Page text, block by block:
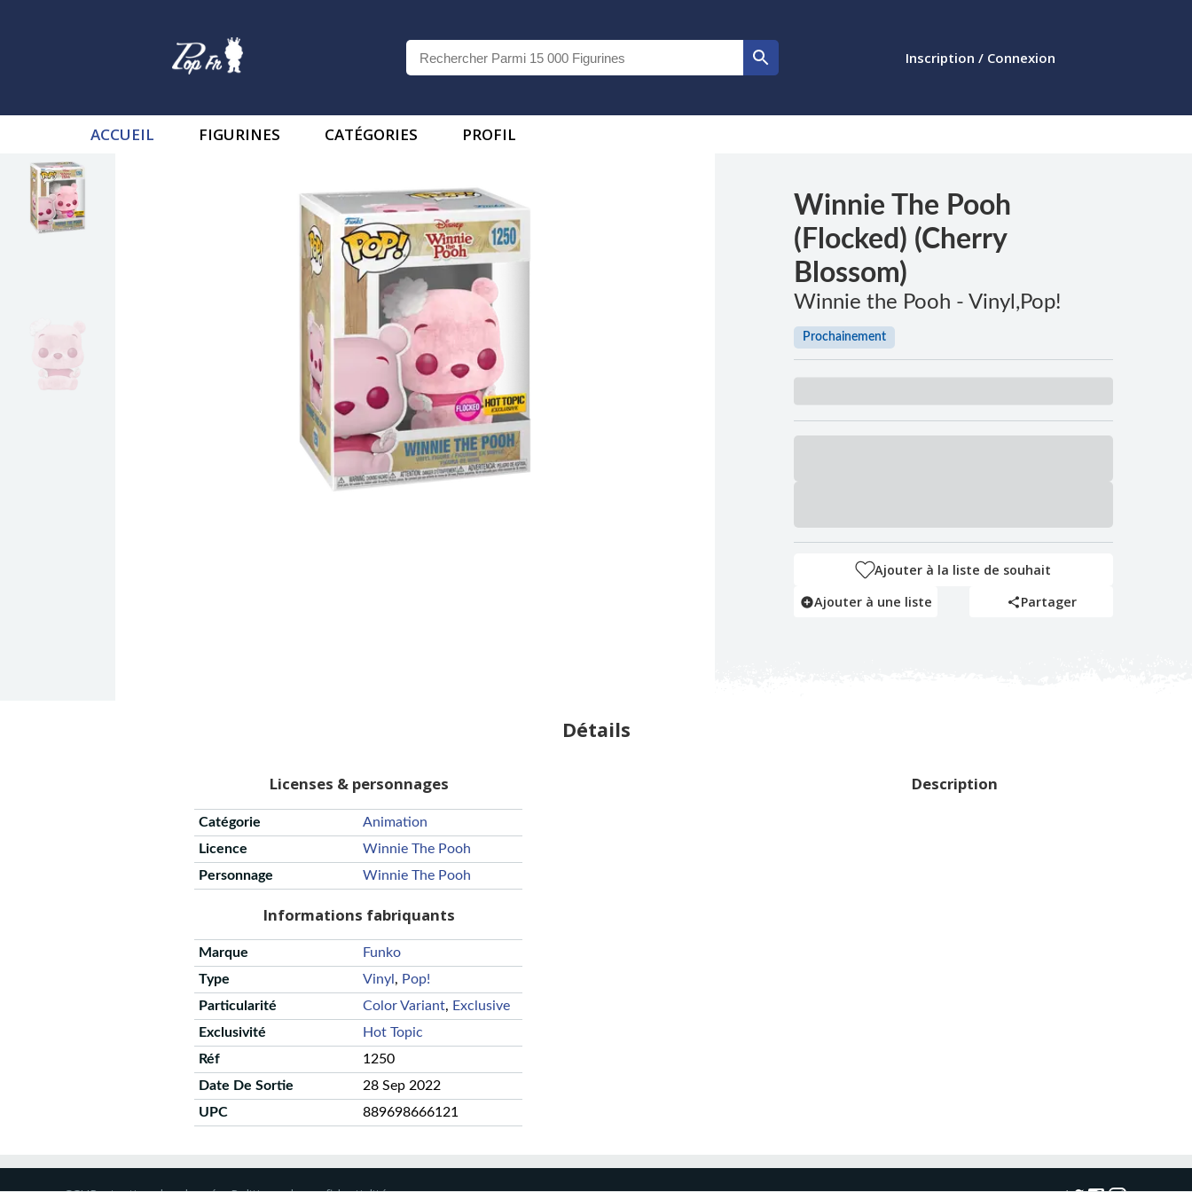
Inscription / Connexion
ACCUEIL FIGURINES CATÉGORIES PROFIL
Winnie The Pooh
(Flocked) (Cherry
Blossom)
Winnie the Pooh - Vinyl,Pop!
Prochainement
Ajouter à la liste de souhait
Ajouter à une liste
Partager
Détails
Licenses & personnages
Catégorie
Animation
Licence
Winnie The Pooh
Personnage
Winnie The Pooh
Informations fabriquants
Marque
Funko
Type
Vinyl , Pop!
Particularité
Color Variant, Exclusive
Exclusivité
Hot Topic
Réf
1250
Date De Sortie
28 Sep 2022
UPC
889698666121
Description